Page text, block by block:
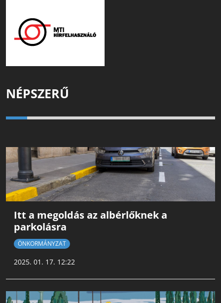
NÉPSZERŰ
Itt a megoldás az albérlőknek a
parkolásra
ÖNKORMÁNYZAT
2025. 01. 17. 12:22